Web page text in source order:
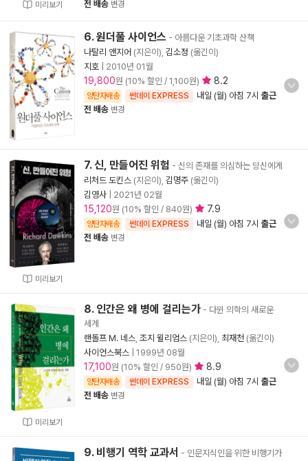
미리보기
전 배송 변경
6. 원더풀 사이언스 - 아름다운 기초과학 산책
나탈리 앤지어 (지은이), 김소정 (옮긴이)
지호
2010년 01월
19,800원 (10% 할인 / 1,100원) 8.2
양탄자배송 썬데이 EXPRESS 내일 (월) 아침 7시 출근
전 배송 변경
미리보기
7. 신, 만들어진 위험 - 신의 존재를 의심하는 당신에게
리처드 도킨스 (지은이), 김명주 (옮긴이)
김영사
2021년 02월
15,120원 (10% 할인 / 840원) 7.9
양탄자배송 썬데이 EXPRESS 내일 (월) 아침 7시 출근
전 배송 변경
미리보기
8. 인간은 왜 병에 걸리는가 - 다윈 의학의 새로운
세계
랜돌프 M. 네스 조지 윌리엄스 (지은이), 최재천 (옮긴이)
사이언스북스
1999년 08월
17,100원 (10% 할인 / 950원) 8.9
양탄자배송 썬데이 EXPRESS 내일 (월) 아침 7시 출근
전 배송 변경
9. 비행기 역학 교과서 - 인문지식인을 위한 비행기가